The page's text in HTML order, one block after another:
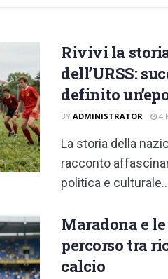
Rivivi la
dell’URSS:
definito
BY ADMINISTRATOR 4
La storia della
racconto
politica e
Maradona e
percorso tra
calcio